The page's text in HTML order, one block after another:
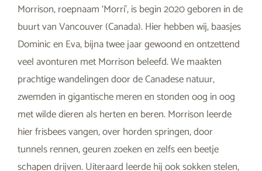
Morrison, roepnaam ‘Morri’, is begin 2020 geboren in de
buurt van Vancouver (Canada). Hier hebben wij, baasjes
Dominic en Eva, bijna twee jaar gewoond en ontzettend
veel avonturen met Morrison beleefd. We maakten
prachtige wandelingen door de Canadese natuur,
zwemden in gigantische meren en stonden oog in oog
met wilde dieren als herten en beren. Morrison leerde
hier frisbees vangen, over horden springen, door
tunnels rennen, geuren zoeken en zelfs een beetje
schapen drijven. Uiteraard leerde hij ook sokken stelen,